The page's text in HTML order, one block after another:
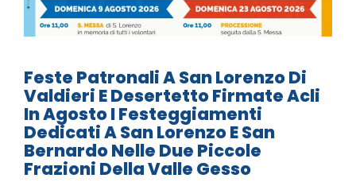
Feste Patronali A San Lorenzo Di
Valdieri E Desertetto Firmate Acli
In Agosto I Festeggiamenti
Dedicati A San Lorenzo E San
Bernardo Nelle Due Piccole
Frazioni Della Valle Gesso